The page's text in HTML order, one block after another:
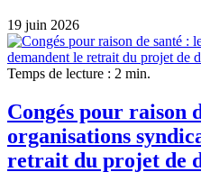
19 juin 2026
Temps de lecture : 2 min.
Congés pour raison
organisations
retrait du projet de